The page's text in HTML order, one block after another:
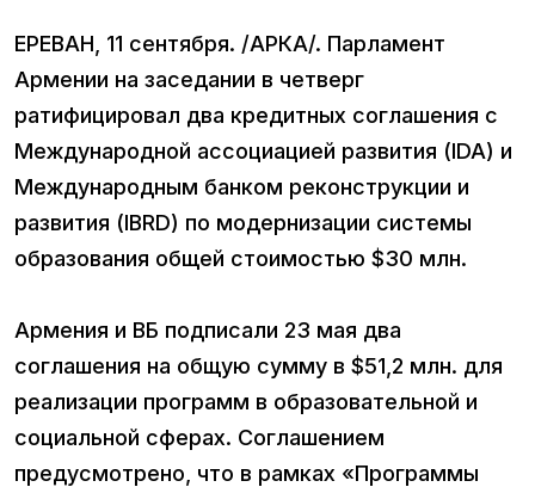
ЕРЕВАН, 11 сентября. /АРКА/. Парламент
Армении на заседании в четверг
ратифицировал два кредитных соглашения с
Международной ассоциацией развития (IDA) и
Международным банком реконструкции и
развития (IBRD) по модернизации системы
образования общей стоимостью $30 млн.
Армения и ВБ подписали 23 мая два
соглашения на общую сумму в $51,2 млн. для
реализации программ в образовательной и
социальной сферах. Соглашением
предусмотрено, что в рамках «Программы